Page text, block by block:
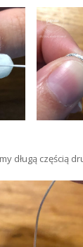
długą częścią